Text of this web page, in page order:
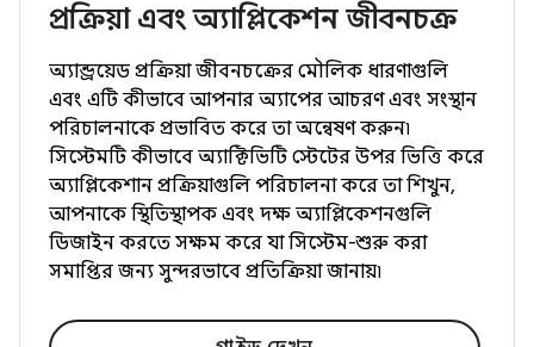
প্রক্রিয়া এবং অ্যাপ্লিকেশন জীবনচক্র
অ্যান্ড্রয়েড প্রক্রিয়া জীবনচক্রের মৌলিক ধারণাগুলি
এবং এটি কীভাবে আপনার অ্যাপের আচরণ এবং সংস্থান
পরিচালনাকে প্রভাবিত করে তা অন্বেষণ করুন৷
সিস্টেমটি কীভাবে অ্যাক্টিভিটি স্টেটের উপর ভিত্তি করে
অ্যাপ্লিকেশান প্রক্রিয়াগুলি পরিচালনা করে তা শিখুন,
আপনাকে স্থিতিস্থাপক এবং দক্ষ অ্যাপ্লিকেশনগুলি
ডিজাইন করতে সক্ষম করে যা সিস্টেম-শুরু করা
সমাপ্তির জন্য সুন্দরভাবে প্রতিক্রিয়া জানায়৷